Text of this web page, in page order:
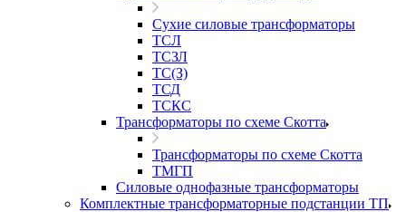
Сухие силовые трансформаторы
ТСЛ
ТСЗЛ
ТС(З)
ТСД
ТСКС
Трансформаторы по схеме Скотта
Трансформаторы по схеме Скотта
ТМГП
Силовые однофазные трансформаторы
Комплектные трансформаторные подстанции ТП